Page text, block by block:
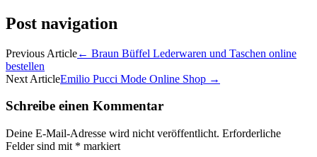
Post navigation
Previous Article← Braun Büffel Lederwaren und Taschen online
bestellen
Next ArticleEmilio Pucci Mode Online Shop →
Schreibe einen Kommentar
Deine E-Mail-Adresse wird nicht veröffentlicht. Erforderliche
Felder sind mit * markiert